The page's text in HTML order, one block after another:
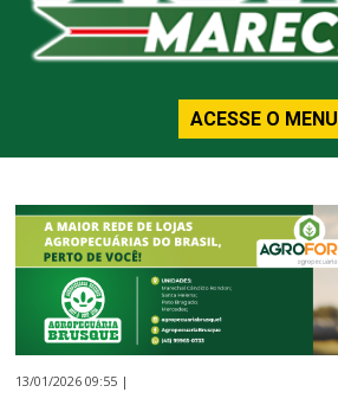
ACESSE O MENU
13/01/2026 09:55 |